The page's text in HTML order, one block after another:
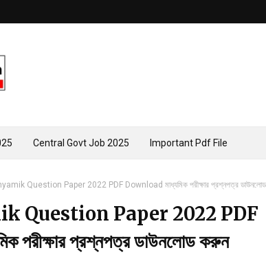
Central Govt Job 2025 Important Pdf File
Question Paper 2022 PDF Download মাধ্যমিক পরীক্ষার প্রশ্নপত্র
Question Paper 2022 PDF
পরীক্ষার প্রশ্নপত্র ডাউনলোড করুন